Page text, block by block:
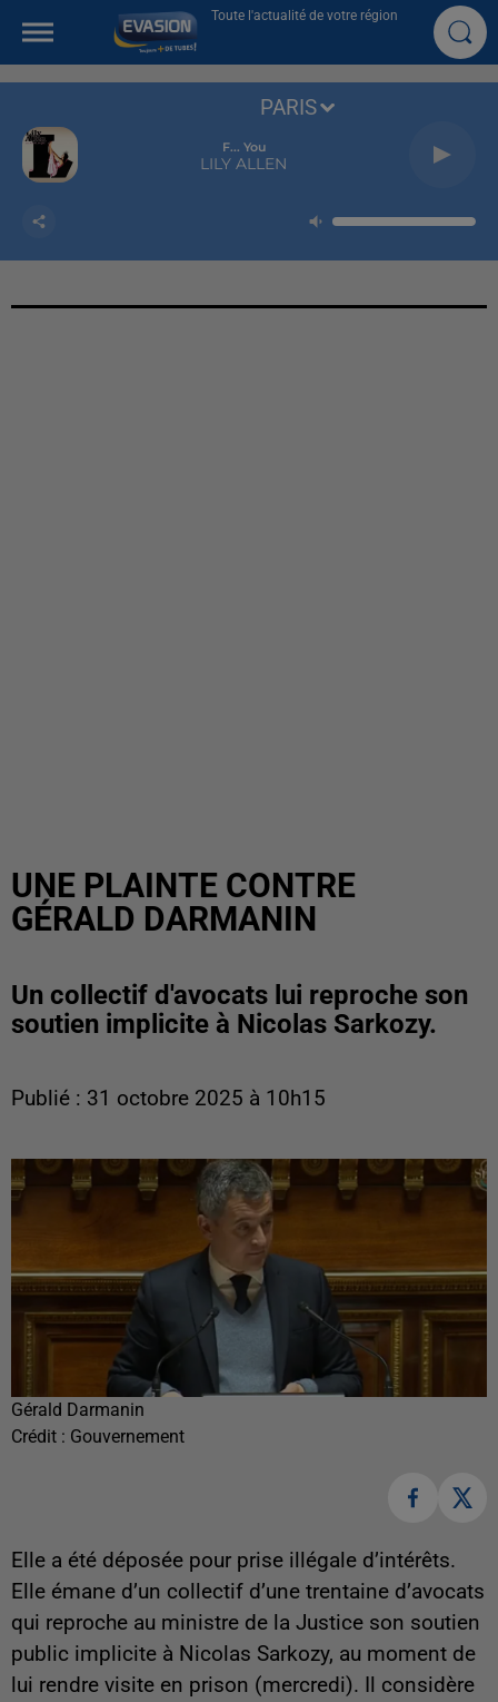
Toute l'actualité de votre région
F... You
LILY ALLEN
PARIS
UNE PLAINTE CONTRE
GÉRALD DARMANIN
Un collectif d'avocats lui reproche son
soutien implicite à Nicolas Sarkozy.
Publié : 31 octobre 2025 à 10h15
Gérald Darmanin
Crédit : Gouvernement
Elle a été déposée pour prise illégale d’intérêts.
Elle émane d’un collectif d’une trentaine d’avocats
qui reproche au ministre de la Justice son soutien
public implicite à Nicolas Sarkozy, au moment de
lui rendre visite en prison (mercredi). Il considère